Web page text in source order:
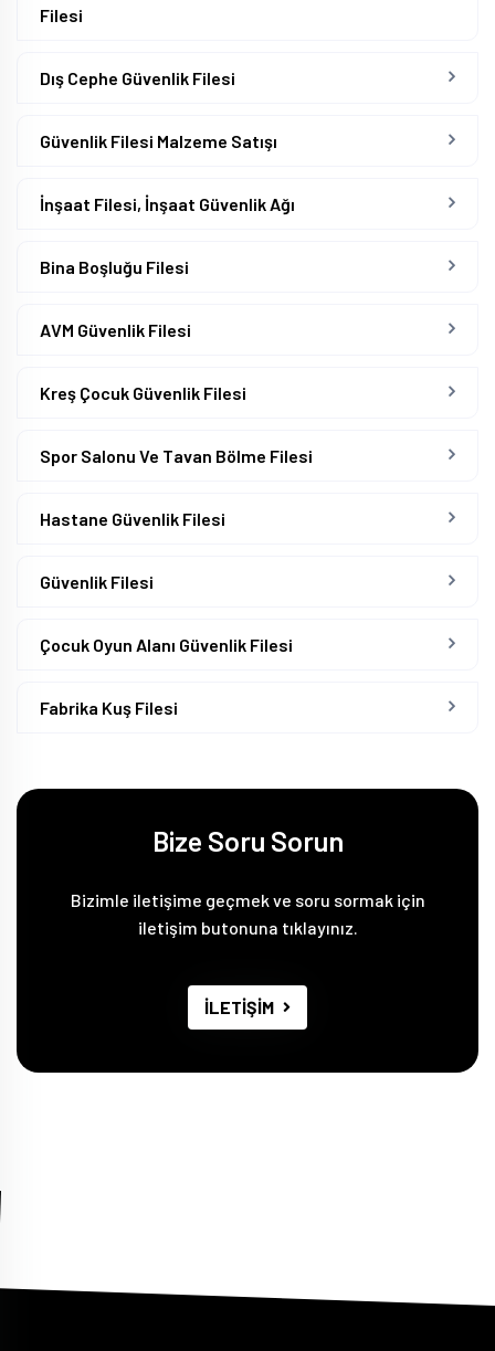
Filesi
Dış Cephe Güvenlik Filesi
Güvenlik Filesi Malzeme Satışı
İnşaat Filesi, İnşaat Güvenlik Ağı
Bina Boşluğu Filesi
AVM Güvenlik Filesi
Kreş Çocuk Güvenlik Filesi
Spor Salonu Ve Tavan Bölme Filesi
Hastane Güvenlik Filesi
Güvenlik Filesi
Çocuk Oyun Alanı Güvenlik Filesi
Fabrika Kuş Filesi
Bize Soru Sorun
Bizimle iletişime geçmek ve soru sormak için
iletişim butonuna tıklayınız.
İLETİŞİM